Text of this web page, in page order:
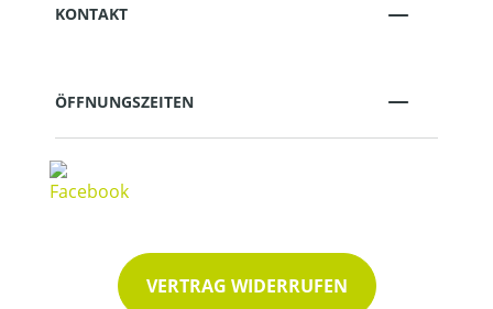
KONTAKT
ÖFFNUNGSZEITEN
VERTRAG WIDERRUFEN